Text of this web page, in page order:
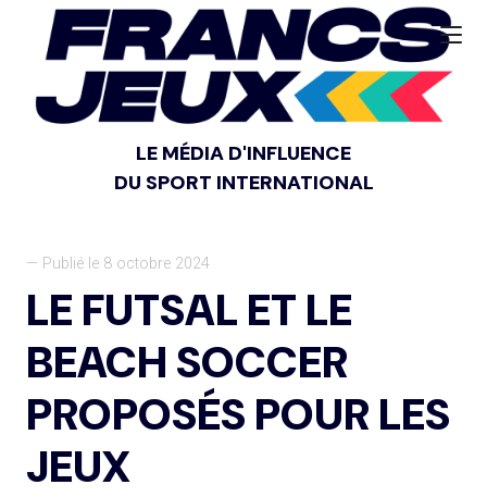
LE MÉDIA D'INFLUENCE
DU SPORT INTERNATIONAL
— Publié le 8 octobre 2024
LE FUTSAL ET LE
BEACH SOCCER
PROPOSÉS POUR LES
JEUX